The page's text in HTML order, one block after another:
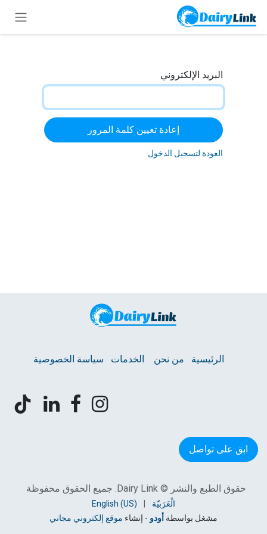
تخطي للذهاب إلى المحتوى
البريد الإلكتروني
إعادة تعيين كلمة المرور
العودة لتسجيل الدخول
الرئيسية من نحن الخدمات سياسة الخصوصية
ابق على تواصل
حقوق الطبع والنشر © Dairy Link. جميع الحقوق محفوظة
الْعَرَبيّة
English (US)
مشغل بواسطة أودو - إنشاء موقع إلكتروني مجاني